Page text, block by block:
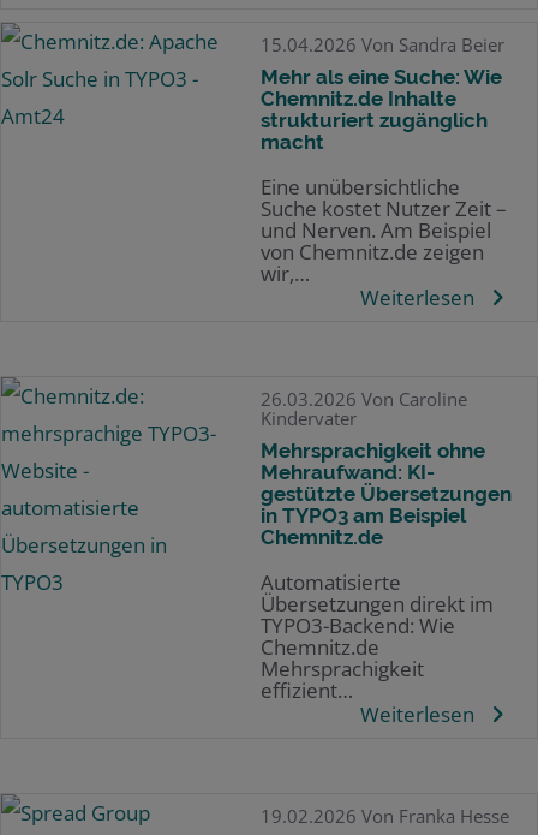
15.04.2026 Von Sandra Beier
Mehr als eine Suche: Wie
Chemnitz.de Inhalte
strukturiert zugänglich
macht
Eine unübersichtliche
Suche kostet Nutzer Zeit –
und Nerven. Am Beispiel
von Chemnitz.de zeigen
wir,…
Weiterlesen
26.03.2026 Von Caroline
Kindervater
Mehrsprachigkeit ohne
Mehraufwand: KI-
gestützte Übersetzungen
in TYPO3 am Beispiel
Chemnitz.de
Automatisierte
Übersetzungen direkt im
TYPO3-Backend: Wie
Chemnitz.de
Mehrsprachigkeit
effizient…
Weiterlesen
19.02.2026 Von Franka Hesse